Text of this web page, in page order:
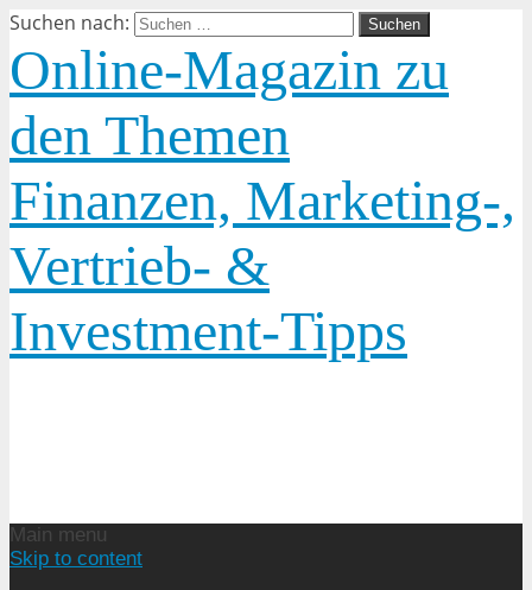
Suchen nach:
Online-Magazin zu
den Themen
Finanzen, Marketing-,
Vertrieb- &
Investment-Tipps
Main menu
Skip to content